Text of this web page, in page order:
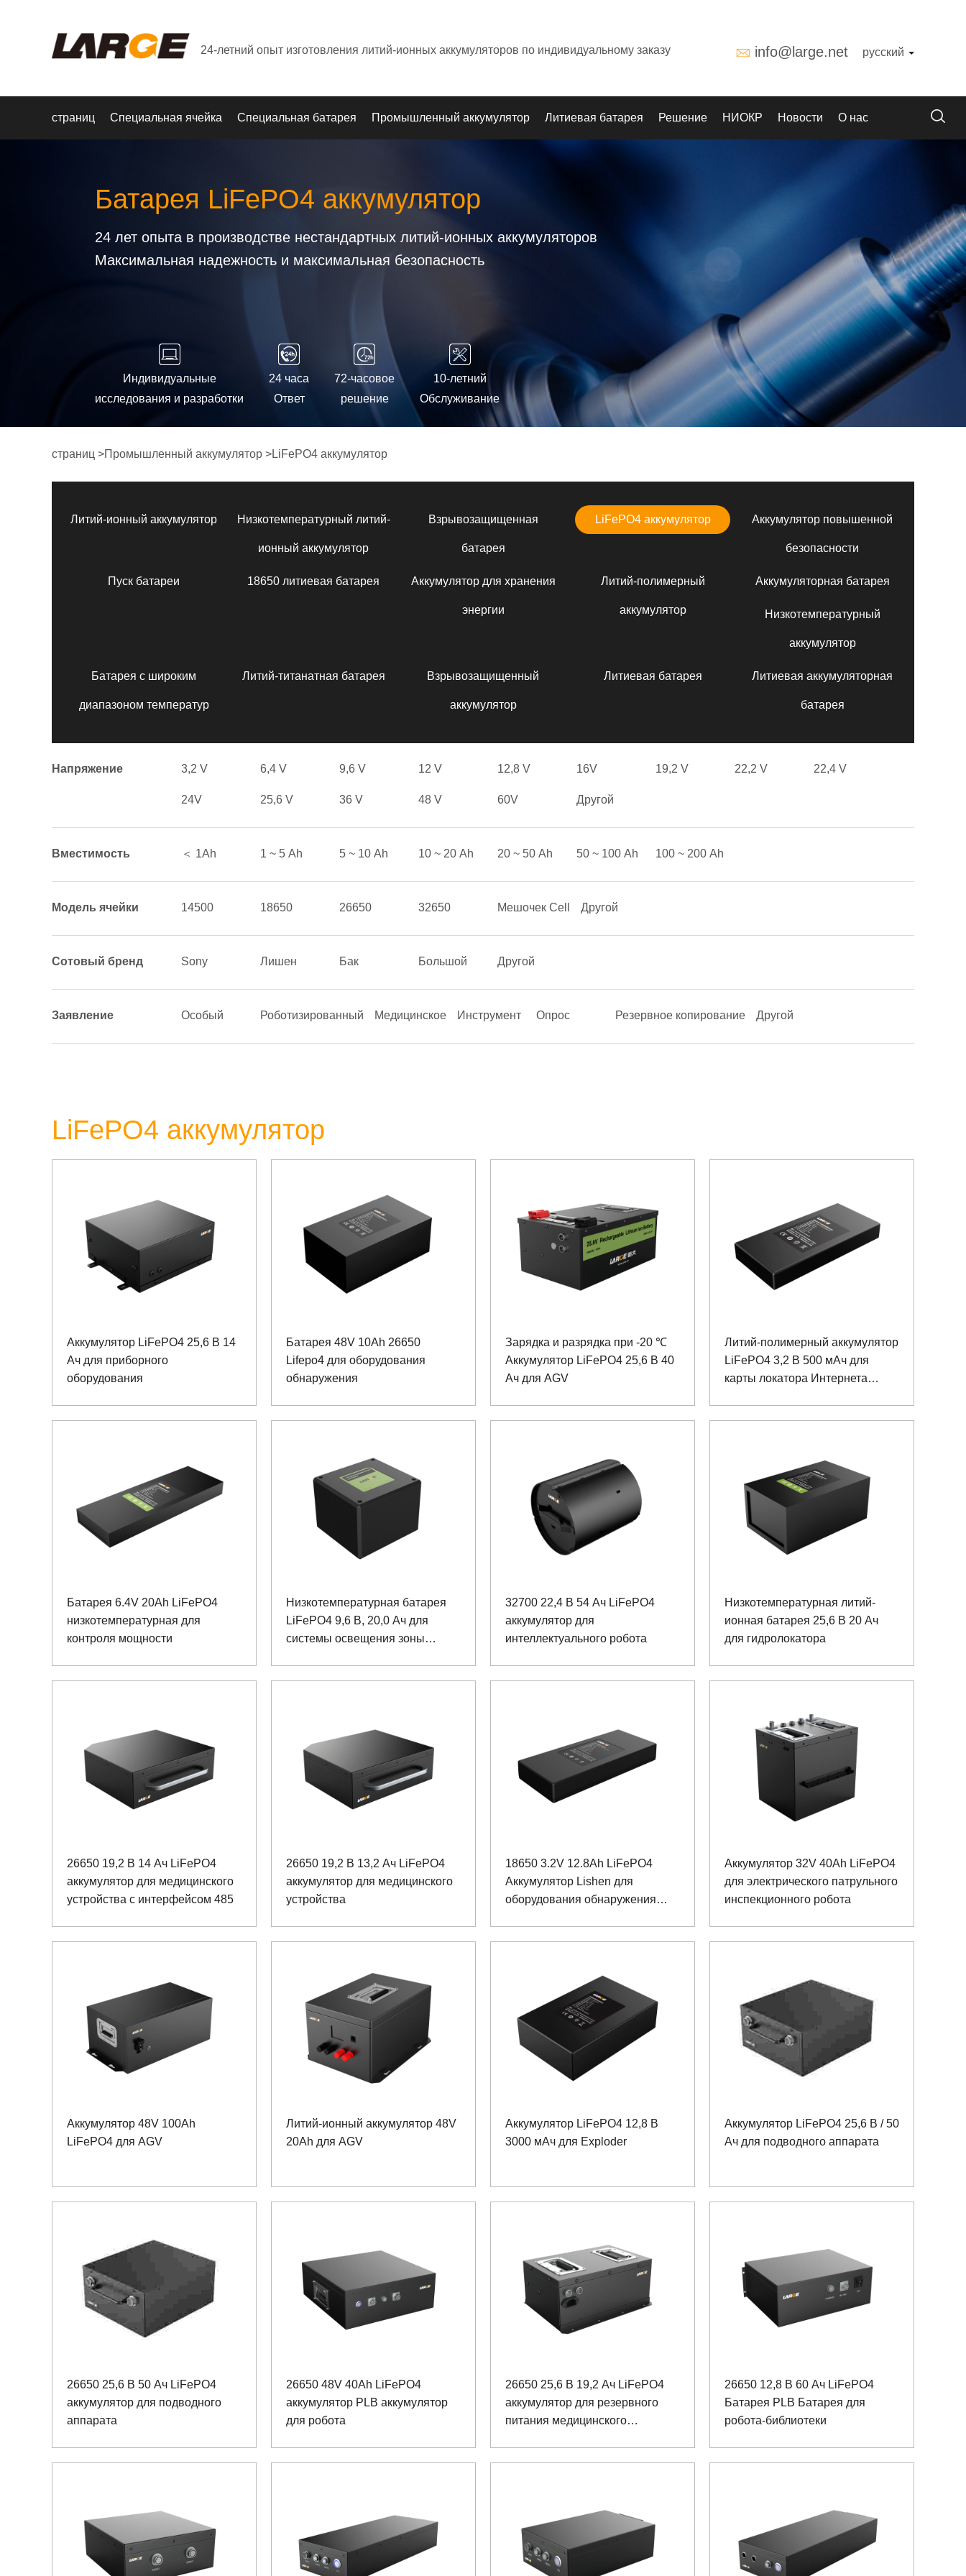
24-летний опыт изготовления литий-ионных аккумуляторов по индивидуальному заказу info@large.net русский
страниц Специальная ячейка Специальная батарея Промышленный аккумулятор Литиевая батарея Решение НИОКР Новости О нас
Батарея LiFePO4 аккумулятор
24 лет опыта в производстве нестандартных литий-ионных аккумуляторов
Максимальная надежность и максимальная безопасность
Индивидуальные
исследования и разработки
24 часа
Ответ
72-часовое
решение
10-летний
Обслуживание
страниц >Промышленный аккумулятор >LiFePO4 аккумулятор
Литий-ионный аккумулятор Низкотемпературный литий-
ионный аккумулятор
Взрывозащищенная
батарея
LiFePO4 аккумулятор Аккумулятор повышенной
безопасности
Пуск батареи 18650 литиевая батарея Аккумулятор для хранения
энергии
Литий-полимерный
аккумулятор
Аккумуляторная батарея
Низкотемпературный
аккумулятор
Батарея с широким
диапазоном температур
Литий-титанатная батарея Взрывозащищенный
аккумулятор
Литиевая батарея Литиевая аккумуляторная
батарея
Напряжение 3,2 V 6,4 V 9,6 V 12 V 12,8 V 16V 19,2 V 22,2 V 22,4 V
24V 25,6 V 36 V 48 V 60V Другой
Вместимость ＜ 1Аh 1 ~ 5 Аh 5 ~ 10 Аh 10 ~ 20 Аh 20 ~ 50 Аh 50 ~ 100 Аh 100 ~ 200 Аh
Модель ячейки 14500 18650 26650 32650 Мешочек Cell Другой
Сотовый бренд Sony Лишен Бак Большой Другой
Заявление Особый Роботизированный Медицинское Инструмент Опрос Резервное копирование Другой
LiFePO4 аккумулятор
Аккумулятор LiFePO4 25,6 В 14
Ач для приборного
оборудования
Батарея 48V 10Ah 26650
Lifepo4 для оборудования
обнаружения
Зарядка и разрядка при -20 ℃
Аккумулятор LiFePO4 25,6 В 40
Ач для AGV
Литий-полимерный аккумулятор
LiFePO4 3,2 В 500 мАч для
карты локатора Интернета
Батарея 6.4V 20Ah LiFePO4
низкотемпературная для
контроля мощности
Низкотемпературная батарея
LiFePO4 9,6 В, 20,0 Ач для
системы освещения зоны
32700 22,4 В 54 Ач LiFePO4
аккумулятор для
интеллектуального робота
Низкотемпературная литий-
ионная батарея 25,6 В 20 Ач
для гидролокатора
26650 19,2 В 14 Ач LiFePO4
аккумулятор для медицинского
устройства с интерфейсом 485
26650 19,2 В 13,2 Ач LiFePO4
аккумулятор для медицинского
устройства
18650 3.2V 12.8Ah LiFePO4
Аккумулятор Lishen для
оборудования обнаружения
Аккумулятор 32V 40Ah LiFePO4
для электрического патрульного
инспекционного робота
Аккумулятор 48V 100Ah
LiFePO4 для AGV
Литий-ионный аккумулятор 48V
20Ah для AGV
Аккумулятор LiFePO4 12,8 В
3000 мАч для Exploder
Аккумулятор LiFePO4 25,6 В / 50
Ач для подводного аппарата
26650 25,6 В 50 Ач LiFePO4
аккумулятор для подводного
аппарата
26650 48V 40Ah LiFePO4
аккумулятор PLB аккумулятор
для робота
26650 25,6 В 19,2 Ач LiFePO4
аккумулятор для резервного
питания медицинского
26650 12,8 В 60 Ач LiFePO4
Батарея PLB Батарея для
робота-библиотеки